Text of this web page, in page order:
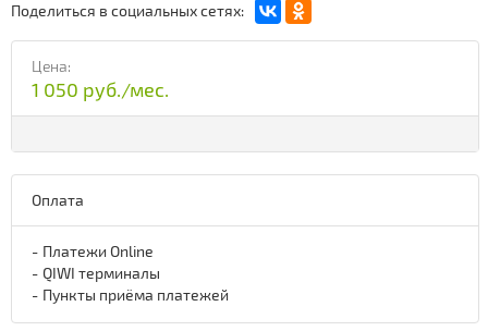
Поделиться в социальных сетях:
Цена:
1 050 руб./мес.
Оплата
Платежи Online
QIWI терминалы
Пункты приёма платежей